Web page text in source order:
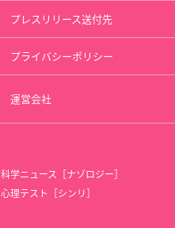
プレスリリース送付先
プライバシーポリシー
運営会社
科学ニュース［ナゾロジー］
心理テスト［シンリ］